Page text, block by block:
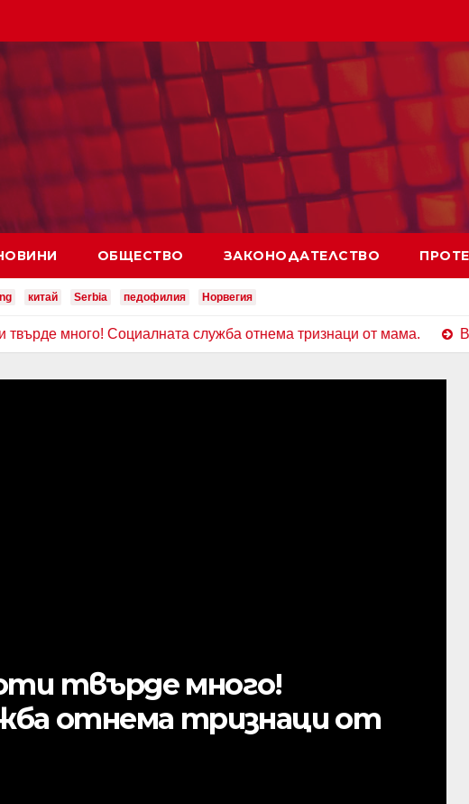
ОБЩЕСТВО ЗАКОНОДАТЕЛСТВО
китай Serbia педофилия Норвегия
Социалната служба отнема тризнаци от мама.
ГОВОРИ ЗА НАТИСКА